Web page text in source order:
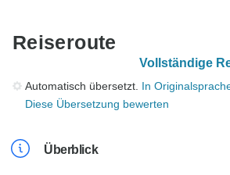
Reiseroute
Vollständige
Automatisch übersetzt. In
Diese Übersetzung bewerten
Überblick